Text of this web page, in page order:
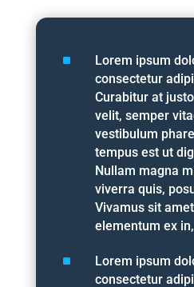
^
Lorem ipsum
consectetur
Curabitur at
velit, semper
vestibulum
tempus est ut
Nullam magna
viverra quis,
Vivamus sit
elementum ex
^
Lorem ipsum
consectetur